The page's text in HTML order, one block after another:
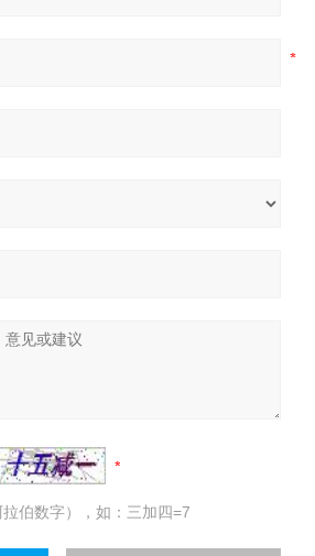
伯数字），如：三加四=7